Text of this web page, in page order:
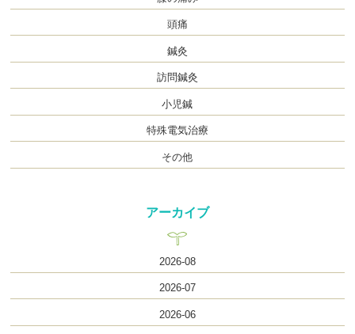
頭痛
鍼灸
訪問鍼灸
小児鍼
特殊電気治療
その他
アーカイブ
2026-08
2026-07
2026-06